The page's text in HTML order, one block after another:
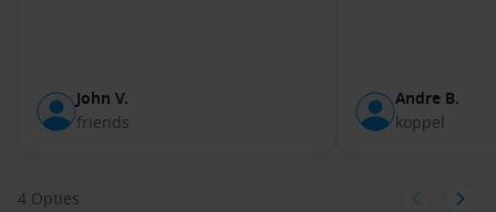
gerechten of geniet van een barbecue op het strand bij
één van de eetgelegenheden op het eiland.
Nassau
John V.
friends
Andre B.
koppel
4 Opties